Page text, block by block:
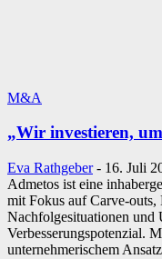
M&A
„Wir investieren,
Eva Rathgeber - 16. Juli
Admetos ist eine
mit Fokus auf Carve-outs,
Nachfolgesituationen und
Verbesserungspotenzial.
unternehmerischem